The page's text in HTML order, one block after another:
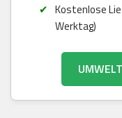
Kostenlose
Werktag)